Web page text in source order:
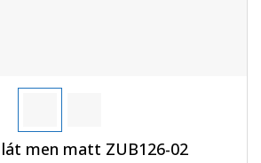
lát men matt ZUB126-02